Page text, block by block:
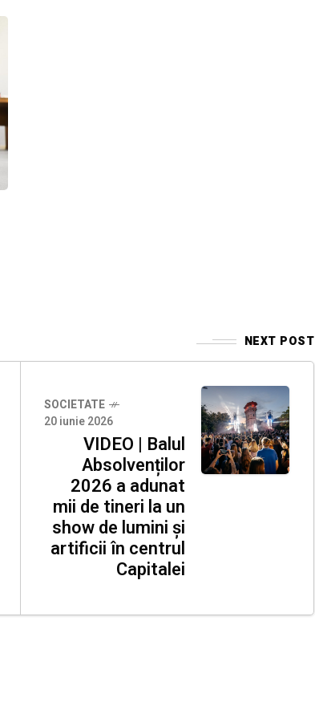
NEXT POST
SOCIETATE
20 iunie 2026
VIDEO | Balul
Absolvenților
2026 a adunat
mii de tineri la un
show de lumini și
artificii în centrul
Capitalei